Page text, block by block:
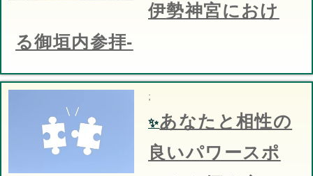
伊勢神宮におけ
る御垣内参拝-
;
✨あなたと相性の
良いパワースポ